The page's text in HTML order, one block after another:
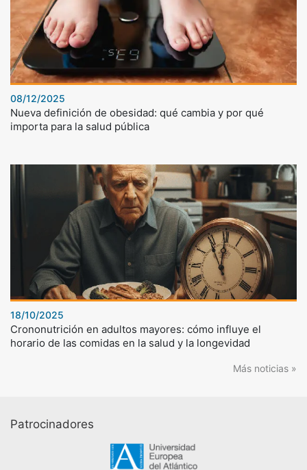
08/12/2025
Nueva definición de obesidad: qué cambia y por qué
importa para la salud pública
18/10/2025
Crononutrición en adultos mayores: cómo influye el
horario de las comidas en la salud y la longevidad
Más noticias »
Patrocinadores